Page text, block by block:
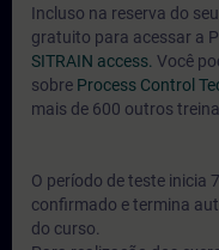
Incluso na reserva do
gratuito para acessar a
SITRAIN access. Você
sobre Process Control
mais de 600 outros
O período de teste inicia
confirmado e termina
do curso.